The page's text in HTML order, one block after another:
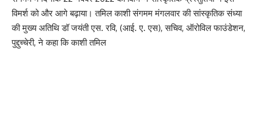
विमर्श को और आगे बढ़ाया। तमिल काशी संगमम मंगलवार की सांस्कृतिक संध्या
की मुख्य अतिथि डॉ जयंती एस. रवि, (आई. ए. एस), सचिव, ऑरोविल फाउंडेशन,
पुद्दुच्चेरी, ने कहा कि काशी तमिल